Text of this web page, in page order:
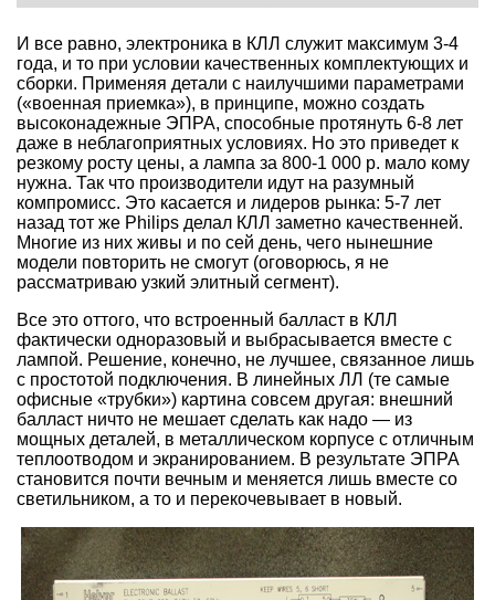
И все равно, электроника в КЛЛ служит максимум 3-4
года, и то при условии качественных комплектующих и
сборки. Применяя детали с наилучшими параметрами
(«военная приемка»), в принципе, можно создать
высоконадежные ЭПРА, способные протянуть 6-8 лет
даже в неблагоприятных условиях. Но это приведет к
резкому росту цены, а лампа за 800-1 000 р. мало кому
нужна. Так что производители идут на разумный
компромисс. Это касается и лидеров рынка: 5-7 лет
назад тот же Philips делал КЛЛ заметно качественней.
Многие из них живы и по сей день, чего нынешние
модели повторить не смогут (оговорюсь, я не
рассматриваю узкий элитный сегмент).
Все это оттого, что встроенный балласт в КЛЛ
фактически одноразовый и выбрасывается вместе с
лампой. Решение, конечно, не лучшее, связанное лишь
с простотой подключения. В линейных ЛЛ (те самые
офисные «трубки») картина совсем другая: внешний
балласт ничто не мешает сделать как надо — из
мощных деталей, в металлическом корпусе с отличным
теплоотводом и экранированием. В результате ЭПРА
становится почти вечным и меняется лишь вместе со
светильником, а то и перекочевывает в новый.